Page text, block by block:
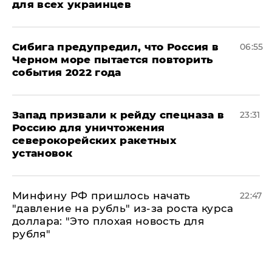
для всех украинцев
Сибига предупредил, что Россия в
Черном море пытается повторить
события 2022 года
06:55
Запад призвали к рейду спецназа в
Россию для уничтожения
северокорейских ракетных
установок
23:31
Минфину РФ пришлось начать
"давление на рубль" из-за роста курса
доллара: "Это плохая новость для
рубля"
22:47